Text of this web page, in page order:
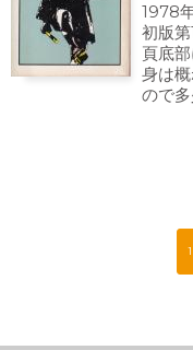
1978
初版
頁底
身は
ので
1